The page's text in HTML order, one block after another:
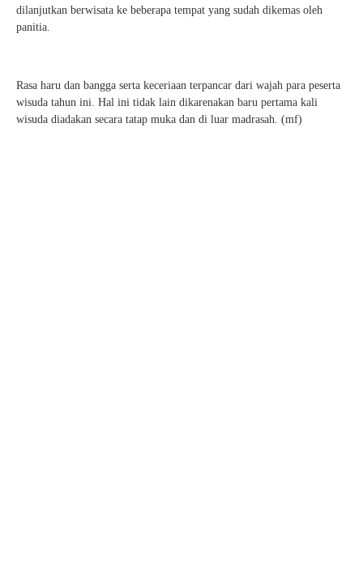
dilanjutkan berwisata ke beberapa tempat yang sudah dikemas oleh
panitia.
Rasa haru dan bangga serta keceriaan terpancar dari wajah para peserta
wisuda tahun ini. Hal ini tidak lain dikarenakan baru pertama kali
wisuda diadakan secara tatap muka dan di luar madrasah. (mf)